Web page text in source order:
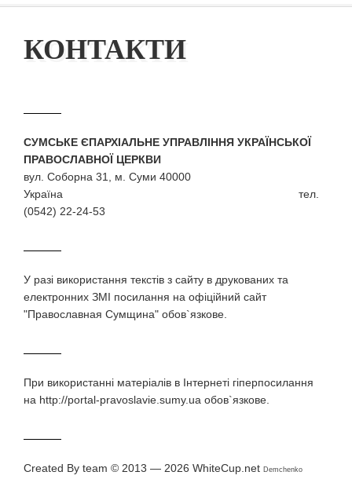
КОНТАКТИ
СУМСЬКЕ ЄПАРХІАЛЬНЕ УПРАВЛІННЯ УКРАЇНСЬКОЇ
ПРАВОСЛАВНОЇ ЦЕРКВИ
вул. Соборна 31, м. Суми 40000
Україна тел.
(0542) 22-24-53
У разi використання текстiв з сайту в друкованих та
електронних ЗМI посилання на офіційний сайт
"Православная Сумщина" обов`язкове.
При використаннi матерiалiв в Iнтернетi гiперпосилання
на http://portal-pravoslavie.sumy.ua обов`язкове.
Created By team © 2013 — 2026 WhiteCup.net Demchenko